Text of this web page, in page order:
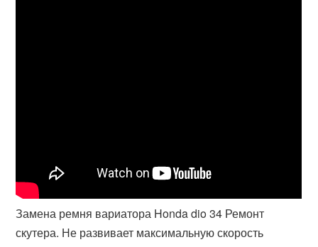
Замена ремня вариатора Honda dio 34 Ремонт
скутера. Не развивает максимальную скорость